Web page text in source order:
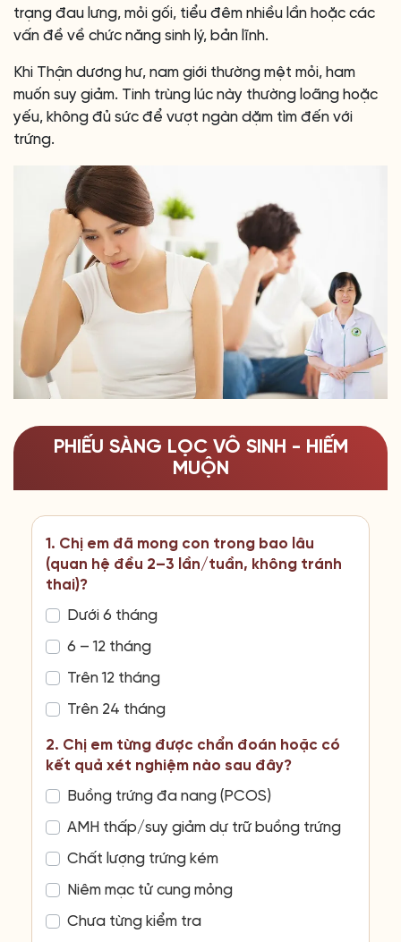
trạng đau lưng, mỏi gối, tiểu đêm nhiều lần hoặc các
vấn đề về chức năng sinh lý, bản lĩnh.
Khi Thận dương hư, nam giới thường mệt mỏi, ham
muốn suy giảm. Tinh trùng lúc này thường loãng hoặc
yếu, không đủ sức để vượt ngàn dặm tìm đến với
trứng.
PHIẾU SÀNG LỌC VÔ SINH - HIẾM
MUỘN
1. Chị em đã mong con trong bao lâu
(quan hệ đều 2–3 lần/tuần, không tránh
thai)?
Dưới 6 tháng
6 – 12 tháng
Trên 12 tháng
Trên 24 tháng
2. Chị em từng được chẩn đoán hoặc có
kết quả xét nghiệm nào sau đây?
Buồng trứng đa nang (PCOS)
AMH thấp/suy giảm dự trữ buồng trứng
Chất lượng trứng kém
Niêm mạc tử cung mỏng
Chưa từng kiểm tra